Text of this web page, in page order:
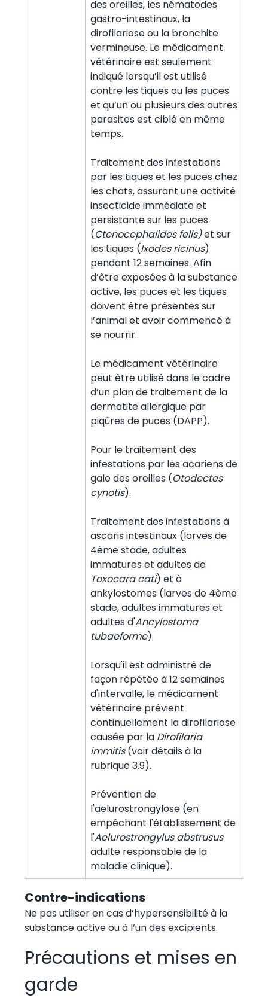
des oreilles, les nématodes
gastro-intestinaux, la
dirofilariose ou la bronchite
vermineuse. Le médicament
vétérinaire est seulement
indiqué lorsqu’il est utilisé
contre les tiques ou les puces
et qu’un ou plusieurs des autres
parasites est ciblé en même
temps.
Traitement des infestations
par les tiques et les puces chez
les chats, assurant une activité
insecticide immédiate et
persistante sur les puces
(Ctenocephalides felis)et sur
les tiques (Ixodes ricinus)
pendant 12 semaines. Afin
d’être exposées à la substance
active, les puces et les tiques
doivent être présentes sur
l’animal et avoir commencé à
se nourrir.
Le médicament vétérinaire
peut être utilisé dans le cadre
d’un plan de traitement de la
dermatite allergique par
piqûres de puces (DAPP).
Pour le traitement des
infestations par les acariens de
gale des oreilles (Otodectes
cynotis).
Traitement des infestations à
ascaris intestinaux (larves de
4ème stade, adultes
immatures et adultes de
Toxocara cati) et à
ankylostomes (larves de 4ème
stade, adultes immatures et
adultes d'Ancylostoma
tubaeforme).
Lorsqu'il est administré de
façon répétée à 12 semaines
d'intervalle, le médicament
vétérinaire prévient
continuellement la dirofilariose
causée par la Dirofilaria
immitis(voir détails à la
rubrique 3.9).
Prévention de
l'aelurostrongylose (en
empêchant l'établissement de
l'Aelurostrongylus abstrusus
adulte responsable de la
maladie clinique).
Contre-indications
Ne pas utiliser en cas d’hypersensibilité à la
substance active ou à l’un des excipients.
Précautions et mises en
garde